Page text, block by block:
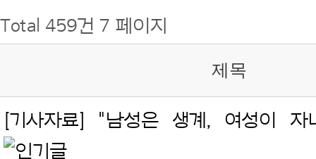
Total 459건 7 페이지
제목
[기사자료] "남성은 생계, 여성이